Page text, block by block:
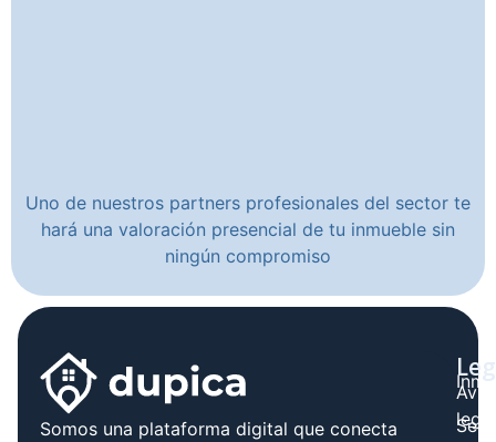
Uno de nuestros partners profesionales del sector te
hará una valoración presencial de tu inmueble sin
ningún compromiso
Somos una plataforma digital que conecta
legal